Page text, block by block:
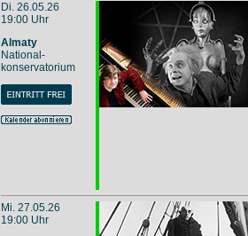
Di. 26.05.26
19:00 Uhr
Almaty
National-
konservatorium
Mi. 27.05.26
19:00 Uhr